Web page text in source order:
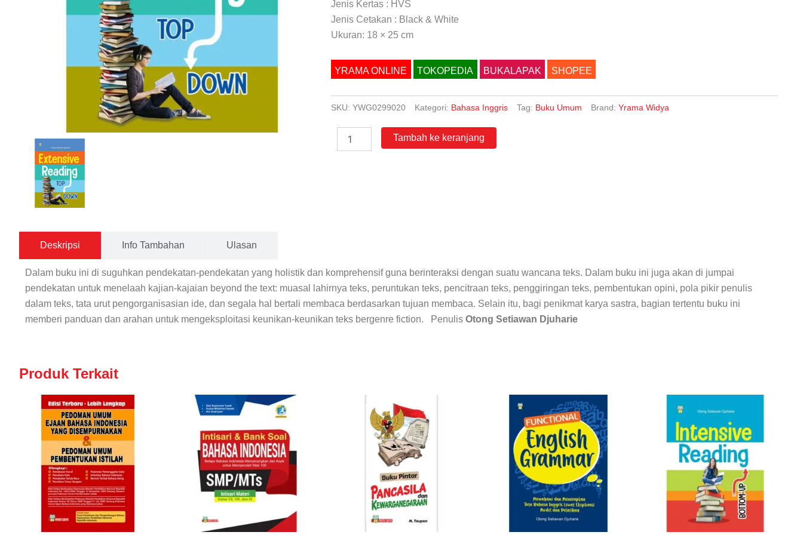
Jenis Kertas : HVS
Jenis Cetakan : Black & White
Ukuran: 18 × 25 cm
YRAMA ONLINE TOKOPEDIA BUKALAPAK SHOPEE
SKU: YWG0299020 Kategori: Bahasa Inggris Tag: Buku Umum Brand: Yrama Widya
Extensive
Tambah ke keranjang
Deskripsi Info Tambahan Ulasan
Dalam buku ini di suguhkan pendekatan-pendekatan yang holistik dan komprehensif guna berinteraksi dengan suatu wancana teks. Dalam buku ini juga akan di jumpai
pendekatan untuk menelaah kajian-kajaian beyond the text: muasal lahirnya teks, peruntukan teks, pencitraan teks, penggiringan teks, pembentukan opini, pola pikir penulis
dalam teks, tata urut pengorganisasian ide, dan segala hal bertali membaca berdasarkan tujuan membaca. Selain itu, bagi penikmat karya sastra, bagian tertentu buku ini
memberi panduan dan arahan untuk mengeksploitasi keunikan-keunikan teks bergenre fiction. Penulis Otong Setiawan Djuharie
Produk Terkait